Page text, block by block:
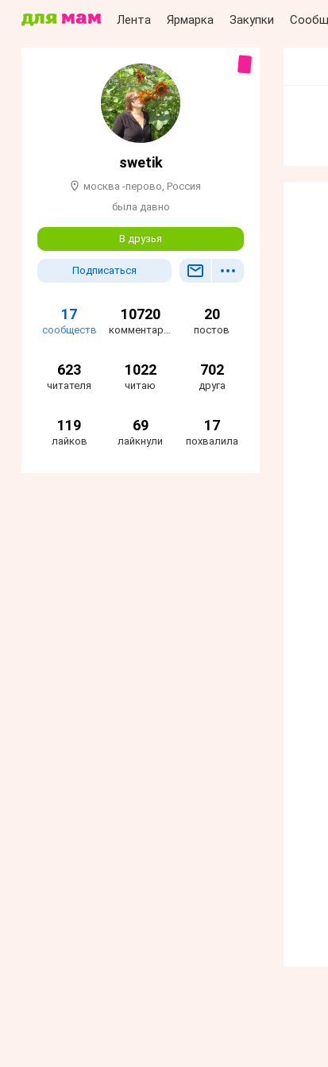
Лента Ярмарка Закупки
swetik
москва -перово, Россия
была давно
В друзья
Подписаться
17
сообществ
10720
комментариев
20
постов
623
читателя
1022
читаю
702
друга
119
лайков
69
лайкнули
17
похвалила